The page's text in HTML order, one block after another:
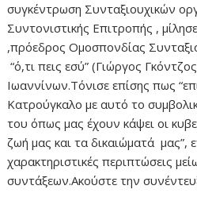
συγκέντρωση Συνταξιουχικών
Συντονιστικής Επιτροπής ,
,πρόεδρος Ομοσπονδίας
“ό,τι πεις εσύ” (Γιώργος
Ιωαννίνων.Τόνισε επίσης πως
Κατρούγκαλο με αυτό το
του όπως μας έχουν κάψει οι
ζωή μας και τα δικαιώματά μας”,
χαρακτηριστικές περιπτώσεις
συντάξεων.Ακούστε την